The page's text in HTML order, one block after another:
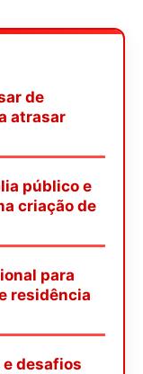
de
atrasar
público e
criação de
para
residência
desafios